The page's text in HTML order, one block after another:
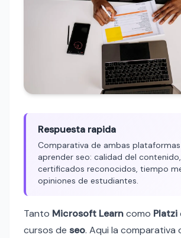
Respuesta rapida
Comparativa de ambas
aprender seo: calidad del
certificados reconocidos, tiempo
opiniones de estudiantes.
Tanto Microsoft Learncomo Platzi
cursos de seo. Aqui la comparativa